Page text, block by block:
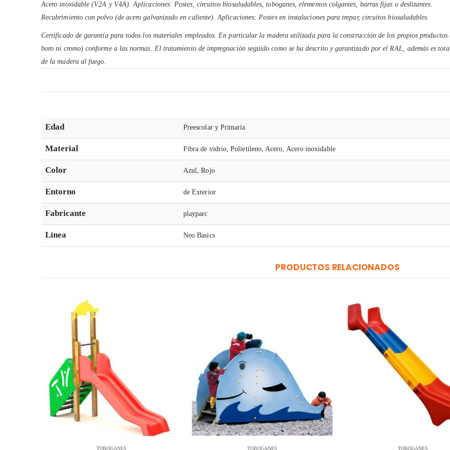
Acero inoxidable (V2A y V4A). Aplicaciones: Postes, circuitos biosaludables, toboganes, elementos colgantes, barras fijas o deslizantes.
Recubrimiento con polvo (de acero galvanizado en caliente). Aplicaciones: Postes en instalaciones para trepar, circuitos biosaludables.
Certificado de garantía para todos los materiales empleados. En particular la madera utilizada para la construcción de los propios productos
boro ni cromo) conforme a las normas. El tratamiento de impregnación seguido como se ha descrito y garantizado por el RAL, además es
de la madera al fuego.
Edad Preescolar y Primaria
Material Fibra de vidrio, Polietileno, Acero, Acero inoxidable
Color Azul, Rojo
Entorno de Exterior
Fabricante playparc
Línea Neo Basics
PRODUCTOS RELACIONADOS
TOBOGANES TOBOGANES TOBOGANES